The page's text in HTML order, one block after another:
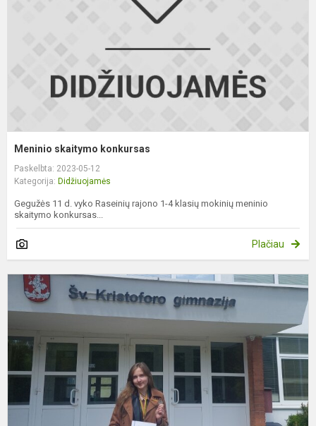
Meninio skaitymo konkursas
Paskelbta: 2023-05-12
Kategorija: Didžiuojamės
Gegužės 11 d. vyko Raseinių rajono 1-4 klasių mokinių meninio
skaitymo konkursas...
Plačiau